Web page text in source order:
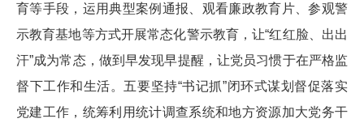
育等手段，运用典型案例通报、观看廉政教育片、参观警
示教育基地等方式开展常态化警示教育，让“红红脸、出出
汗”成为常态，做到早发现早提醒，让党员习惯于在严格监
督下工作和生活。五要坚持“书记抓”闭环式谋划督促落实
党建工作，统筹利用统计调查系统和地方资源加大党务干